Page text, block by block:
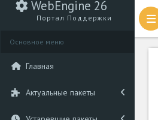
WebEngine 26
Портал Поддержки
Основное меню
Главная
Актуальные пакеты